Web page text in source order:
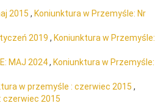
2015 , Koniunktura w Przemyśle: Nr
2019 , Koniunktura w Przemyśle:
MAJ 2024, Koniunktura w Przemyśle:
w przemyśle : czerwiec 2015 ,
czerwiec 2015